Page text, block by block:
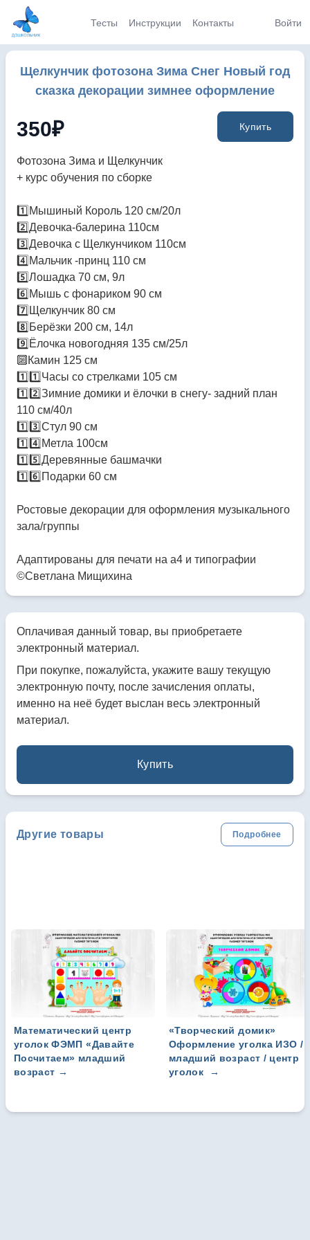
Тесты Инструкции Контакты Войти
Щелкунчик фотозона Зима Снег Новый год
сказка декорации зимнее оформление
350₽ Купить
Фотозона Зима и Щелкунчик
+ курс обучения по сборке
1️⃣Мышиный Король 120 см/20л
2️⃣Девочка-балерина 110см
3️⃣Девочка с Щелкунчиком 110см
4️⃣Мальчик -принц 110 см
5️⃣Лошадка 70 см, 9л
6️⃣Мышь с фонариком 90 см
7️⃣Щелкунчик 80 см
8️⃣Берёзки 200 см, 14л
9️⃣Ёлочка новогодняя 135 см/25л
🔟Камин 125 см
1️⃣1️⃣Часы со стрелками 105 см
1️⃣2️⃣Зимние домики и ёлочки в снегу- задний план
110 см/40л
1️⃣3️⃣Стул 90 см
1️⃣4️⃣Метла 100см
1️⃣5️⃣Деревянные башмачки
1️⃣6️⃣Подарки 60 см
Ростовые декорации для оформления музыкального
зала/группы
Адаптированы для печати на а4 и типографии
©Светлана Мищихина
Оплачивая данный товар, вы приобретаете
электронный материал.
При покупке, пожалуйста, укажите вашу текущую
электронную почту, после зачисления оплаты,
именно на неё будет выслан весь электронный
материал.
Купить
Другие товары Подробнее
Математический центр
уголок ФЭМП «Давайте
Посчитаем» младший
возраст →
«Творческий домик»
Оформление уголка ИЗО /
младший возраст / центр
уголок
→